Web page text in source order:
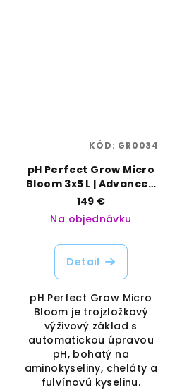
pH Perfect Grow Micro
Bloom 3x5 L | Advanced
Nutrients | Vaporama
149 €
Na objednávku
Detail
pH Perfect Grow Micro
Bloom je trojzložkový
výživový základ s
automatickou úpravou
pH, bohatý na
aminokyseliny, cheláty a
fulvínovú kyselinu.
KÓD: GR0034